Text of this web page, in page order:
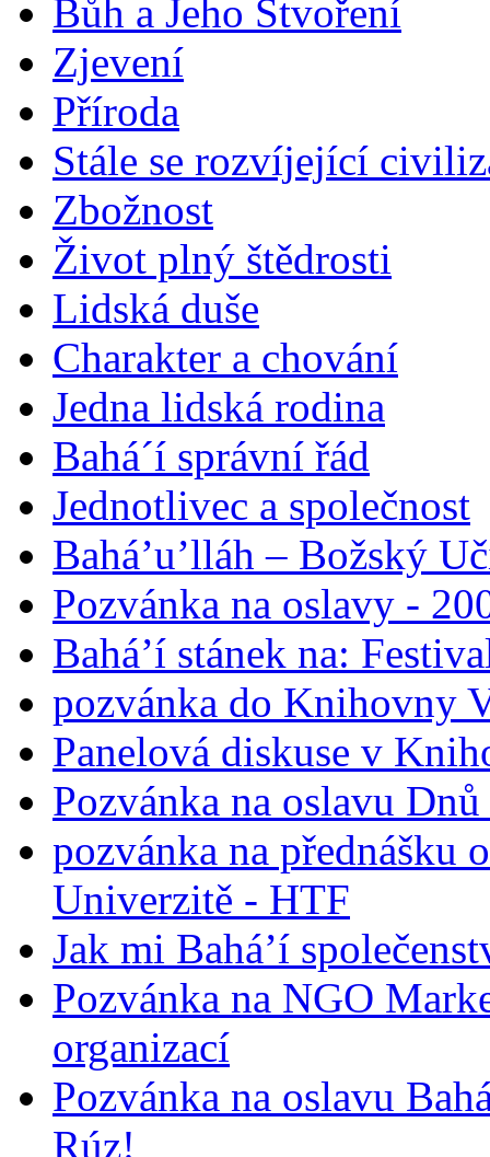
Bůh a Jeho Stvoření
Zjevení
Příroda
Stále se rozvíjející
Zbožnost
Život plný štědrosti
Lidská duše
Charakter a chování
Jedna lidská rodina
Bahá´í správní řád
Jednotlivec a společnost
Bahá’u’lláh – Božský
Pozvánka na oslavy -
Bahá’í stánek na:
pozvánka do Knihovny
Panelová diskuse v
Pozvánka na oslavu
pozvánka na přednášku
Univerzitě - HTF
Jak mi Bahá’í
Pozvánka na NGO
organizací
Pozvánka na oslavu
Rúz!